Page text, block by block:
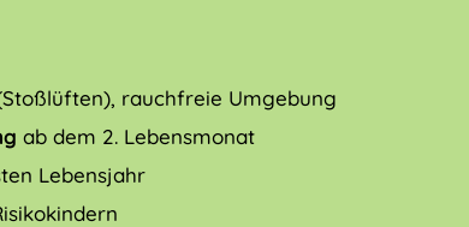
rauchfreie Umgebung
ab dem 2. Lebensmonat
Lebensjahr